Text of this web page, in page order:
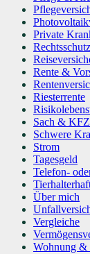
Private
Rente &
Riesterrente
Sach & KFZ
Schwere
Strom
Tagesgeld
Telefon-
Über mich
Vergleiche
Wohnung &